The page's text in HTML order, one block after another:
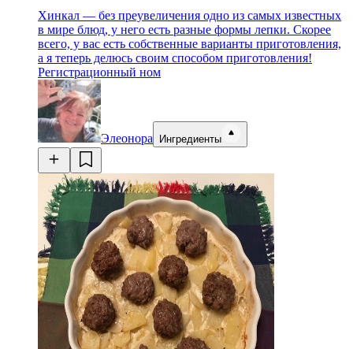
Хинкал — без преувеличения одно из самых известных
в мире блюд, у него есть разные формы лепки. Скорее
всего, у вас есть собственные варианты приготовления,
а я теперь делюсь своим способом приготовления!
Регистрационный ном
Элеонора Ингредиенты